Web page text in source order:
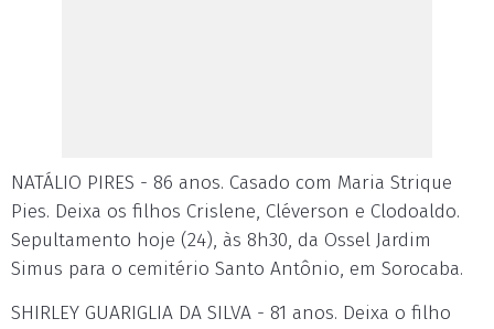
NATÁLIO PIRES - 86 anos. Casado com Maria Strique
Pies. Deixa os filhos Crislene, Cléverson e Clodoaldo.
Sepultamento hoje (24), às 8h30, da Ossel Jardim
Simus para o cemitério Santo Antônio, em Sorocaba.
SHIRLEY GUARIGLIA DA SILVA - 81 anos. Deixa o filho